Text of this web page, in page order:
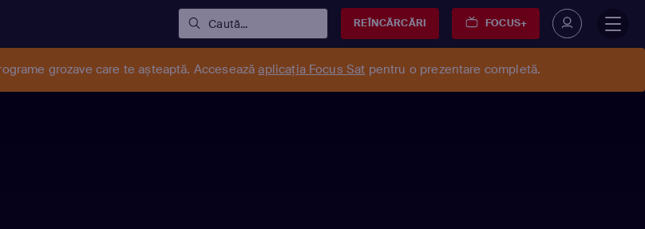
Caută... REÎNCĂRCĂRI FOCUS+
grozave care te așteaptă. Acceseazăaplicația Focus Sat pentru o prezentare completă.